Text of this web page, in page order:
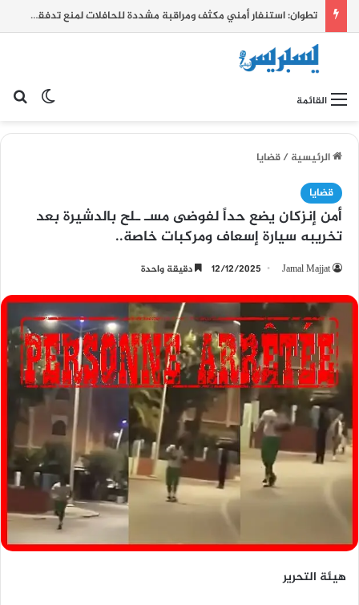
تطوان: استنفار أمني مكثف ومراقبة مشددة للحافلات لمنع تدفقات الهجرة غير النظامية نحو الفنيدق
القائمة
الرئيسية/قضايا
قضايا
أمن إنزكان يضع حداً لفوضى مسـ ـلح بالدشيرة بعد
تخريبه سيارة إسعاف ومركبات خاصة..
Jamal Majjat
12/12/2025 دقيقة واحدة
هيئة التحرير